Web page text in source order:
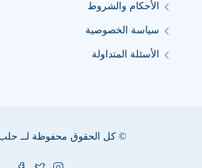
الأحكام والشروط
سياسة الخصوصية
الأسئلة المتداولة
© كل الحقوق محفوظة لــ حلب